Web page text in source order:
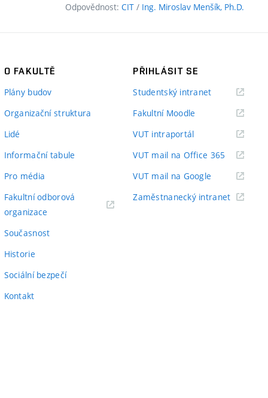
Odpovědnost: CIT / Ing. Miroslav Menšík, Ph.D.
O FAKULTĚ
Plány budov
Organizační struktura
Lidé
Informační tabule
Pro média
Fakultní odborová
organizace
Současnost
Historie
Sociální bezpečí
Kontakt
PŘIHLÁSIT SE
Studentský intranet(externí
Fakultní Moodle
VUT intraportál(externí
VUT mail na Office 365 (externí
VUT mail na Google (externí
Zaměstnanecký intranet(externí